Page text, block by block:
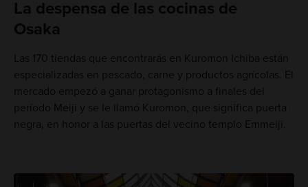
La despensa de las cocinas de
Osaka
Las 170 tiendas que encontrarás en Kuromon Ichiba están
especializadas en pescado, carne y productos agrícolas. El
mercado empezó a ganar protagonismo a finales del
período Meiji y se le llamó Kuromon, que significa puerta
negra, en honor a las puertas del vecino templo Emmeiji.